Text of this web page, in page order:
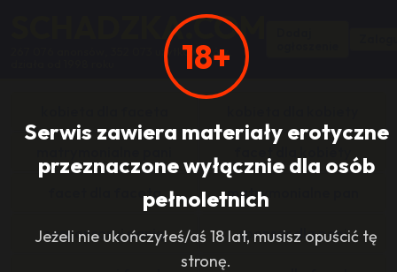
18+
Serwis zawiera materiały erotyczne
przeznaczone wyłącznie dla osób
pełnoletnich
Jeżeli nie ukończyłeś/aś 18 lat, musisz opuścić tę
stronę.
SCHADZKA.COM
267 076 anonsów, 352 073 użytkowników,
facet dla faceta matrymonialne pan
zasponsoruj panią sponsor dla pani